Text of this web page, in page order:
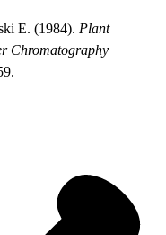
E. (1984). Plant
Chromatography